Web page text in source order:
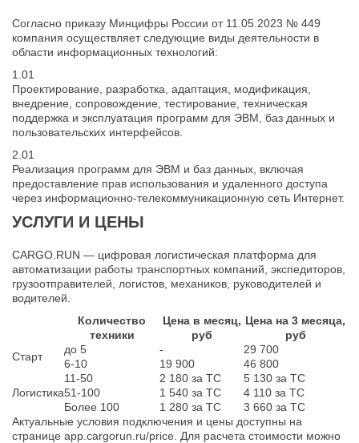
Согласно приказу Минцифры России от 11.05.2023 № 449
компания осуществляет следующие виды деятельности в
области информационных технологий:
1.01
Проектирование, разработка, адаптация, модификация,
внедрение, сопровождение, тестирование, техническая
поддержка и эксплуатация программ для ЭВМ, баз данных и
пользовательских интерфейсов.
2.01
Реализация программ для ЭВМ и баз данных, включая
предоставление прав использования и удаленного доступа
через информационно-телекоммуникационную сеть Интернет.
УСЛУГИ И ЦЕНЫ
CARGO.RUN — цифровая логистическая платформа для
автоматизации работы транспортных компаний, экспедиторов,
грузоотправителей, логистов, механиков, руководителей и
водителей.
Количество
техники
Цена в месяц,
руб
Цена на 3 месяца,
руб
Старт
до 5 -
29 700
6-10
19 900 46 800
Логистика
11-50 2 180 за ТС
5 130 за ТС
51-100
1 540 за ТС
4 110 за ТС
Более 100
1 280 за ТС
3 660 за ТС
Актуальные условия подключения и цены доступны на
странице app.cargorun.ru/price . Для расчета стоимости можно